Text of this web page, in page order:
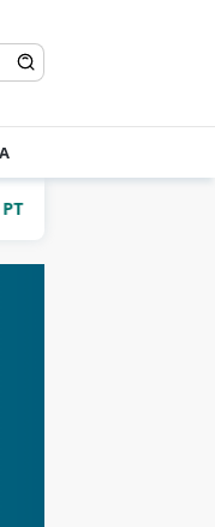
Mega Kurnia (DMK